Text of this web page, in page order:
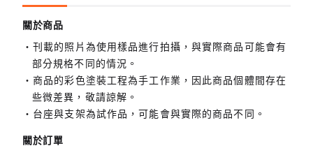
關於商品
刊載的照片為使用樣品進行拍攝，與實際商品可能會有
部分規格不同的情況。
商品的彩色塗裝工程為手工作業，因此商品個體間存在
些微差異，敬請諒解。
台座與支架為試作品，可能會與實際的商品不同。
關於訂單